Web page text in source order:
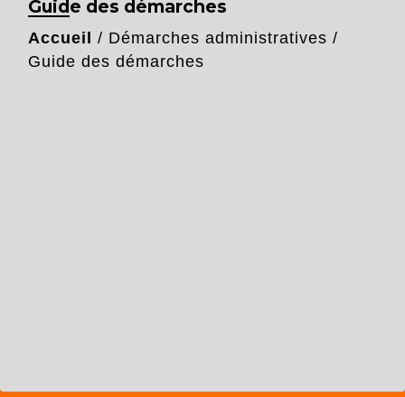
Guide des démarches
Accueil / Démarches administratives /
Guide des démarches